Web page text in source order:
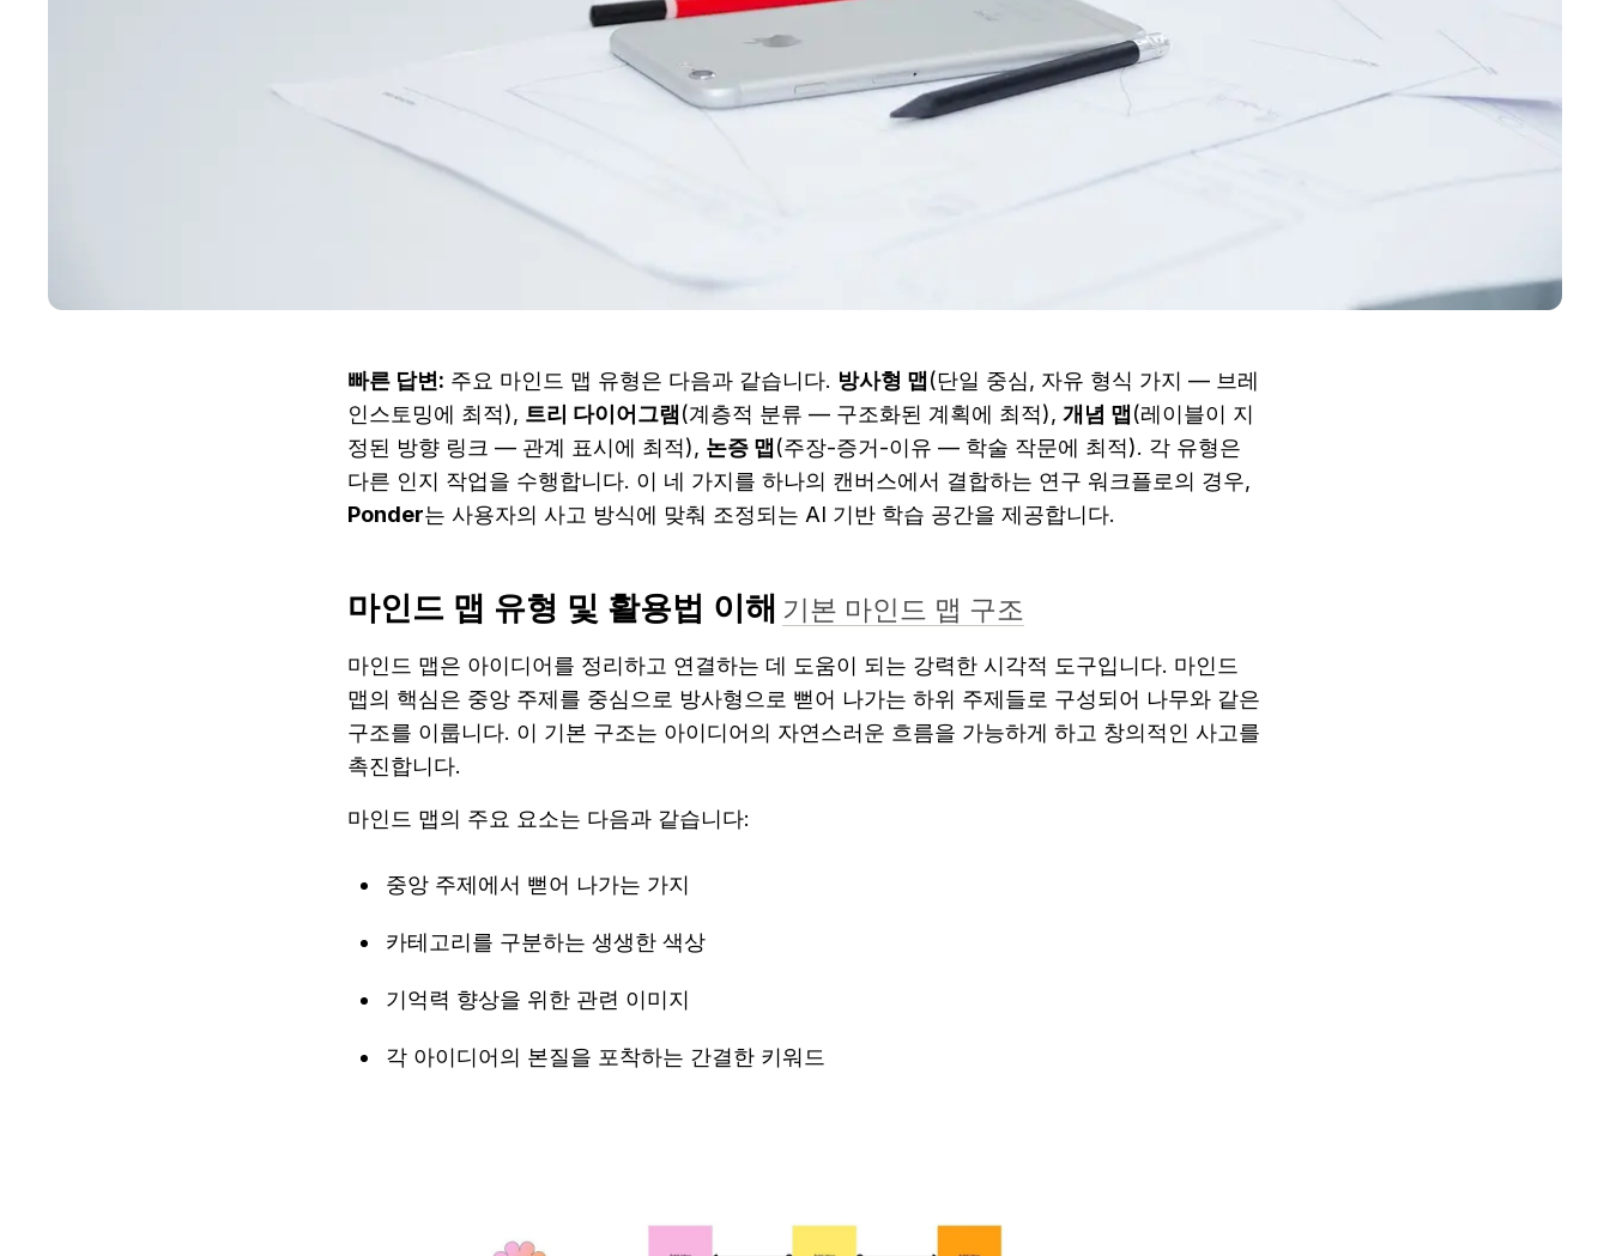
빠른 답변: 주요 마인드 맵 유형은 다음과 같습니다. 방사형 맵 (단일 중심, 자유 형식 가지 — 브레
인스토밍에 최적), 트리 다이어그램(계층적 분류 — 구조화된 계획에 최적), 개념 맵 (레이블이 지
정된 방향 링크 — 관계 표시에 최적), 논증 맵 (주장-증거-이유 — 학술 작문에 최적). 각 유형은
Ponder는 사용자의 사고 방식에 맞춰 조정되는 AI 기반 학습 공간을 제공합니다.
마인드 맵 유형 및 활용법 이해 기본 마인드 맵 구조
마인드 맵은 아이디어를 정리하고 연결하는 데 도움이 되는 강력한 시각적 도구입니다. 마인드
맵의 핵심은 중앙 주제를 중심으로 방사형으로 뻗어 나가는 하위 주제들로 구성되어 나무와 같은
구조를 이룹니다. 이 기본 구조는 아이디어의 자연스러운 흐름을 가능하게 하고 창의적인 사고를
촉진합니다.
마인드 맵의 주요 요소는 다음과 같습니다:
중앙 주제에서 뻗어 나가는 가지
카테고리를 구분하는 생생한 색상
기억력 향상을 위한 관련 이미지
각 아이디어의 본질을 포착하는 간결한 키워드